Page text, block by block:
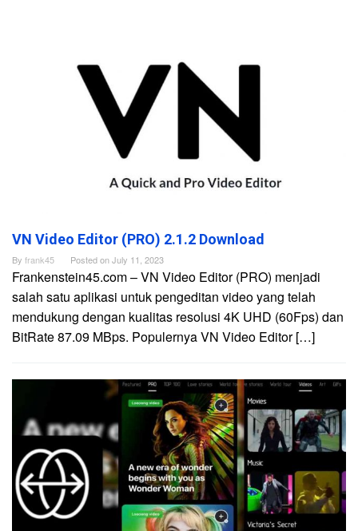
VN Video Editor (PRO) 2.1.2 Download
By frank45 Posted onJuly 11, 2023
Frankenstein45.com – VN Video Editor (PRO) menjadi
salah satu aplikasi untuk pengeditan video yang telah
mendukung dengan kualitas resolusi 4K UHD (60Fps) dan
BitRate 87.09 MBps. Populernya VN Video Editor […]